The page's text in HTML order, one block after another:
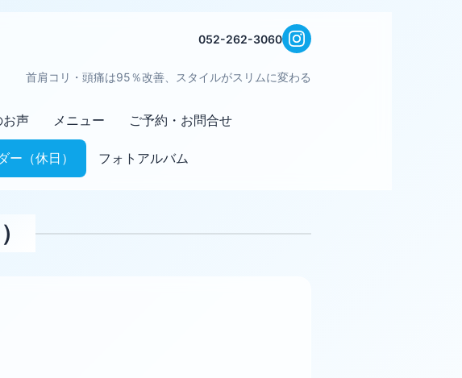
052-262-3060
首肩コリ・頭痛は95％改善、スタイルがスリムに変わる
お声 メニュー ご予約・お問合せ
ー（休日） フォトアルバム